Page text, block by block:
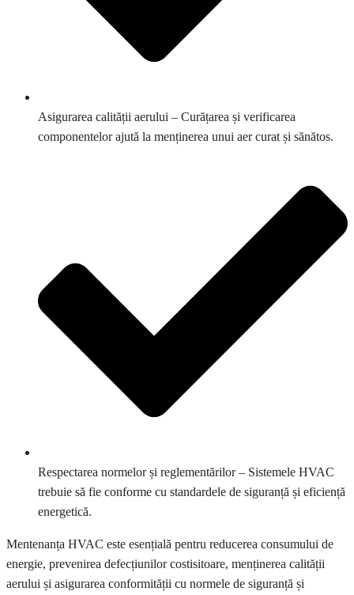
Asigurarea calității aerului – Curățarea și verificarea
componentelor ajută la menținerea unui aer curat și sănătos.
Respectarea normelor și reglementărilor – Sistemele HVAC
trebuie să fie conforme cu standardele de siguranță și eficiență
energetică.
Mentenanța HVAC este esențială pentru reducerea consumului de
energie, prevenirea defecțiunilor costisitoare, menținerea calității
aerului și asigurarea conformității cu normele de siguranță și